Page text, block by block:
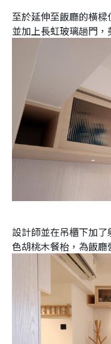
至於延伸至飯廳的橫樑
並加上長虹玻璃趟門
設計師並在吊櫃下加
色胡桃木餐枱，為飯廳